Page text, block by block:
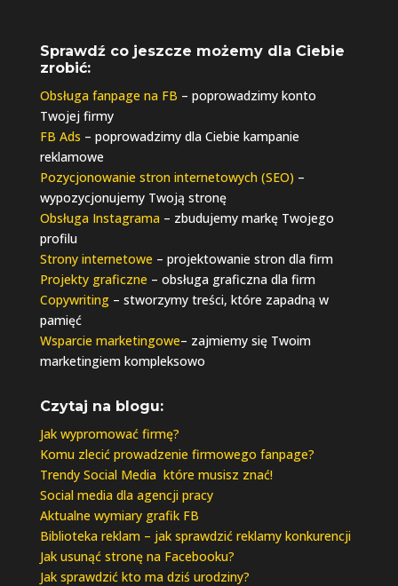
Sprawdź co jeszcze możemy dla Ciebie
zrobić:
Obsługa fanpage na FB – poprowadzimy konto
Twojej firmy
FB Ads – poprowadzimy dla Ciebie kampanie
reklamowe
Pozycjonowanie stron internetowych (SEO) –
wypozycjonujemy Twoją stronę
Obsługa Instagrama– zbudujemy markę Twojego
profilu
Strony internetowe – projektowanie stron dla firm
Projekty graficzne – obsługa graficzna dla firm
Copywriting– stworzymy treści, które zapadną w
pamięć
Wsparcie marketingowe– zajmiemy się Twoim
marketingiem kompleksowo
Czytaj na blogu:
Jak wypromować firmę?
Komu zlecić prowadzenie firmowego fanpage?
Trendy Social Media które musisz znać!
Social media dla agencji pracy
Aktualne wymiary grafik FB
Biblioteka reklam – jak sprawdzić reklamy konkurencji
Jak usunąć stronę na Facebooku?
Jak sprawdzić kto ma dziś urodziny?